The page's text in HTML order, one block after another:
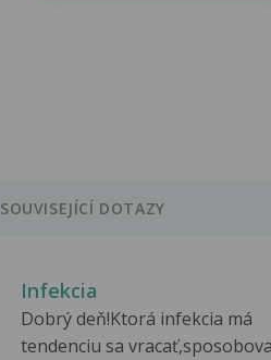
SOUVISEJÍCÍ DOTAZY
Infekcia
Dobrý deň!Ktorá infekcia má
tendenciu sa